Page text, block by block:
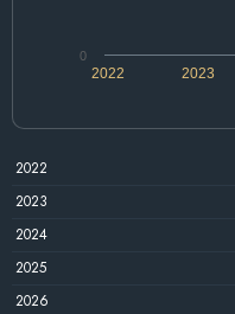
2022 2023
0
2022
2023
2024
2025
2026